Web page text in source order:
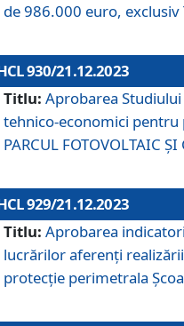
de 986.000 euro, exclusiv
930/21.12.2023
Titlu: Aprobarea
tehnico-economici pentru
PARCUL FOTOVOLTAIC
929/21.12.2023
Titlu: Aprobarea
lucrărilor aferenți
protecție perimetrala